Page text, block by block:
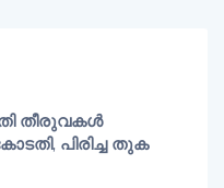
തീരുവകൾ
പിരിച്ച തുക